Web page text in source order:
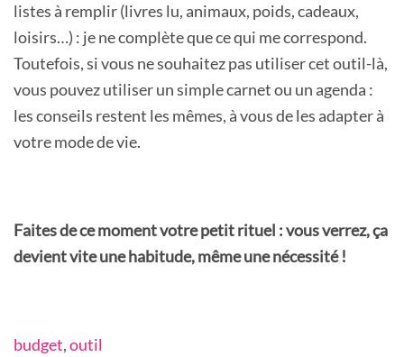
listes à remplir (livres lu, animaux, poids, cadeaux,
loisirs…) : je ne complète que ce qui me correspond.
Toutefois, si vous ne souhaitez pas utiliser cet outil-là,
vous pouvez utiliser un simple carnet ou un agenda :
les conseils restent les mêmes, à vous de les adapter à
votre mode de vie.
Faites de ce moment votre petit rituel : vous verrez, ça
devient vite une habitude, même une nécessité !
budget,outil